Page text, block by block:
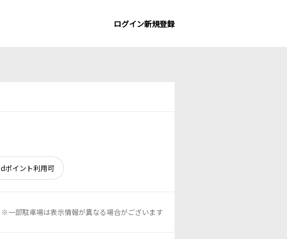
ログイン新規登録
dポイント利用可
※一部駐車場は表示情報が異なる場合がございます